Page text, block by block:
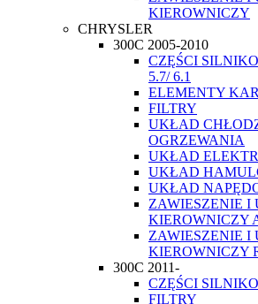
KIEROWNICZY
CHRYSLER
300C 2005-2010
CZĘŚCI
5.7/ 6.1
ELEMENTY
FILTRY
UKŁAD
OGRZEWANIA
UKŁAD
UKŁAD
UKŁAD
ZAWIESZENIE I
KIEROWNICZY
ZAWIESZENIE I
KIEROWNICZY
300C 2011-
CZĘŚCI
FILTRY